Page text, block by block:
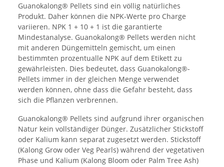
Guanokalong® Pellets sind ein völlig natürliches
Produkt. Daher können die NPK-Werte pro Charge
variieren. NPK 1 + 10 + 1 ist die garantierte
Mindestanalyse. Guanokalong® Pellets werden nicht
mit anderen Düngemitteln gemischt, um einen
bestimmten prozentualle NPK auf dem Etikett zu
gewährleisten. Dies bedeutet, dass Guanokalong®-
Pellets immer in der gleichen Menge verwendet
werden können, ohne dass die Gefahr besteht, dass
sich die Pflanzen verbrennen.
Guanokalong® Pellets sind aufgrund ihrer organischen
Natur kein vollständiger Dünger. Zusätzlicher Stickstoff
oder Kalium kann separat zugesetzt werden. Stickstoff
(Kalong Grow oder Veg Pearls) während der vegetativen
Phase und Kalium (Kalong Bloom oder Palm Tree Ash)